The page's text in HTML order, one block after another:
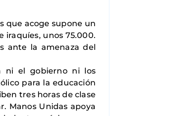
que acoge supone un
iraquíes, unos 75.000.
ante la amenaza del
ni el gobierno ni los
para la educación
tres horas de clase
Manos Unidas apoya